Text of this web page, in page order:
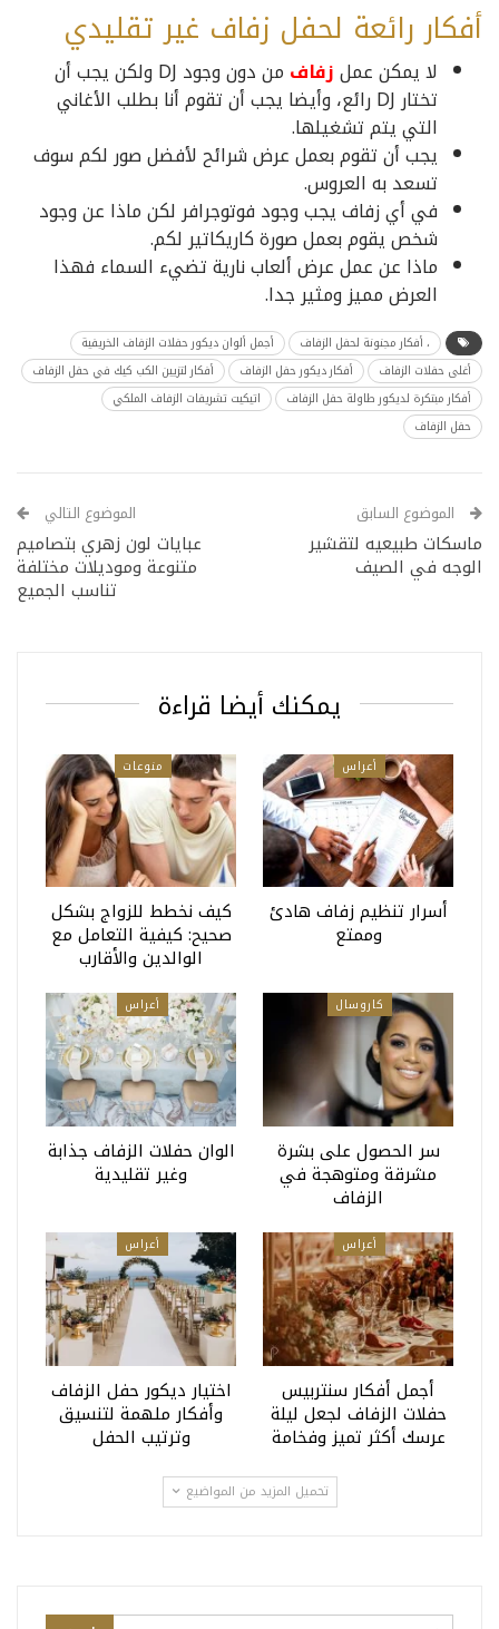
أفكار رائعة لحفل زفاف غير تقليدي
لا يمكن عملزفاف
من دون وجود DJ ولكن يجب أن
تختار DJ رائع، وأيضا يجب أن تقوم أنا بطلب الأغاني
التي يتم تشغيلها.
يجب أن تقوم بعمل عرض شرائح لأفضل صور لكم سوف
تسعد به العروس.
في أي زفاف يجب وجود فوتوجرافر لكن ماذا عن وجود
شخص يقوم بعمل صورة كاريكاتير لكم.
ماذا عن عمل عرض ألعاب نارية تضيء السماء فهذا
العرض مميز ومثير جدا.
، أفكار مجنونة لحفل الزفاف
أجمل ألوان ديكور حفلات الزفاف الخريفية
أغلى حفلات الزفاف
أفكار ديكور حفل الزفاف
أفكار لتزيين الكب كيك في حفل الزفاف
أفكار مبتكرة لديكور طاولة حفل الزفاف
اتيكيت تشريفات الزفاف الملكي
حفل الزفاف
الموضوع السابق
ماسكات طبيعيه لتقشير
الوجه في الصيف
الموضوع التالي
عبايات لون زهري بتصاميم
متنوعة وموديلات مختلفة
تناسب الجميع
يمكنك أيضا قراءة
أعراس
أسرار تنظيم زفاف هادئ
وممتع
منوعات
كيف نخطط للزواج بشكل
صحيح: كيفية التعامل مع
الوالدين والأقارب
كاروسال
سر الحصول على بشرة
مشرقة ومتوهجة في
الزفاف
أعراس
الوان حفلات الزفاف جذابة
وغير تقليدية
أعراس
أجمل أفكار سنتربيس
حفلات الزفاف لجعل ليلة
عرسك أكثر تميز وفخامة
أعراس
اختيار ديكور حفل الزفاف
وأفكار ملهمة لتنسيق
وترتيب الحفل
تحميل المزيد من المواضيع